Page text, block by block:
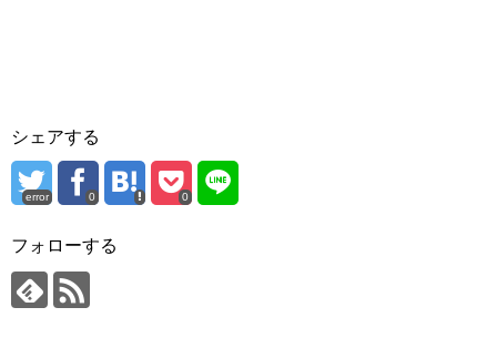
シェアする
error 0 0
フォローする